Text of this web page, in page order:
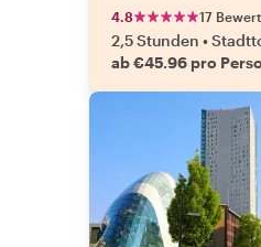
4.8 17
2,5 Stunden •
ab €45.96 pro